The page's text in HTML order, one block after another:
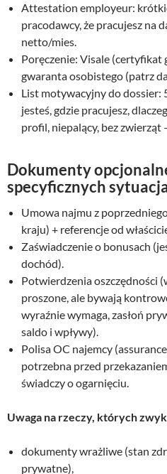
Attestation employeur:
pracodawcy, że pracujesz na
netto/mies.
Poręczenie: Visale
gwaranta osobistego (patrz
List motywacyjny do dossier:
jesteś, gdzie pracujesz,
profil, niepalący, bez
Dokumenty
specyficznych
Umowa najmu z
kraju) + referencje od
Zaświadczenie o bonusach
dochód).
Potwierdzenia oszczędności
proszone, ale bywają
wyraźnie wymaga, zasłoń
saldo i wpływy).
Polisa OC najemcy
potrzebna przed
świadczy o ogarnięciu.
Uwaga na rzeczy, których
dokumenty wrażliwe (stan
prywatne),